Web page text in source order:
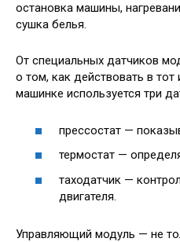
остановка машины,
сушка белья.
От специальных датчиков
о том, как действовать в
машинке используется три
прессостат —
термостат —
таходатчик —
двигателя.
Управляющий модуль — не